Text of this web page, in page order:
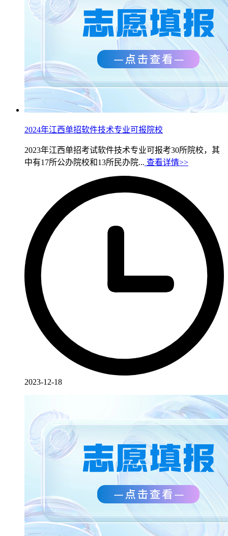
2024年江西单招软件技术专业可报院校
2023年江西单招考试软件技术专业可报考30所院校，其
中有17所公办院校和13所民办院... 查看详情>>
2023-12-18